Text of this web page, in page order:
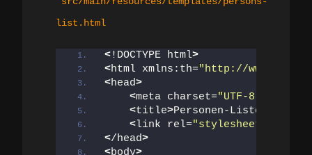
list.html
<!DOCTYPE html>
<html xmlns:th="http://
<head>
<meta charset="UTF-8"
<title>Personen-Liste
<link rel="stylesheet"
</head>
<body>